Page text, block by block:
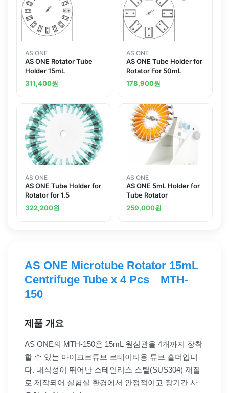
AS ONE
AS ONE Rotator Tube
Holder 15mL
311,400원
AS ONE
AS ONE Tube Holder for
Rotator For 50mL
178,900원
AS ONE
AS ONE Tube Holder for
Rotator for 1.5
322,200원
AS ONE
AS ONE 5mL Holder for
Tube Rotator
259,000원
AS ONE Microtube Rotator 15mL
Centrifuge Tube x 4 Pcs MTH-
150
제품 개요
AS ONE의 MTH-150은 15mL 원심관을 4개까지 장착
할 수 있는 마이크로튜브 로테이터용 튜브 홀더입니
다. 내식성이 뛰어난 스테인리스 스틸(SUS304) 재질
로 제작되어 실험실 환경에서 안정적이고 장기간 사